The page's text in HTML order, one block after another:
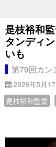
是枝裕和
タンディ
いも
第79回カン
2026年5月
是枝裕和監督